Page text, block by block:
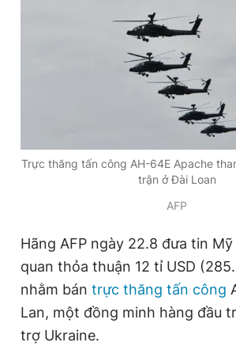
Bạn cần
Thông tin tòa soạn Liên hệ
Theo dõi báo trên
Hotline
Trực thăng tấn công AH-64E Apache
trận ở Đài Loan
AFP
Hãng AFP ngày 22.8 đưa tin
quan thỏa thuận 12 tỉ USD
nhằm bán trực thăng tấn công
Lan, một đồng minh hàng đầu
trợ Ukraine.